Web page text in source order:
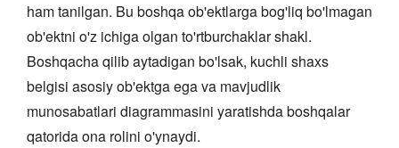
ham tanilgan. Bu boshqa ob'ektlarga bog'liq bo'lmagan
ob'ektni o'z ichiga olgan to'rtburchaklar shakl.
Boshqacha qilib aytadigan bo'lsak, kuchli shaxs
belgisi asosiy ob'ektga ega va mavjudlik
munosabatlari diagrammasini yaratishda boshqalar
qatorida ona rolini o'ynaydi.